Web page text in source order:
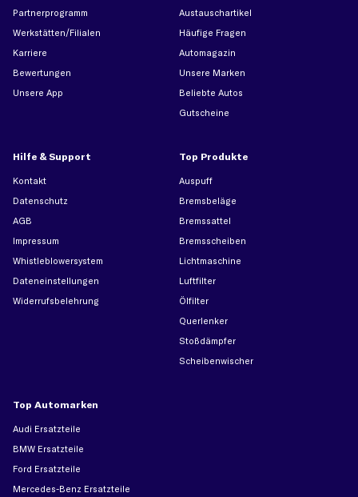
Partnerprogramm
Werkstätten/Filialen
Karriere
Bewertungen
Unsere App
Austauschartikel
Häufige Fragen
Automagazin
Unsere Marken
Beliebte Autos
Gutscheine
Hilfe & Support
Kontakt
Datenschutz
AGB
Impressum
Whistleblowersystem
Dateneinstellungen
Widerrufsbelehrung
Top Produkte
Auspuff
Bremsbeläge
Bremssattel
Bremsscheiben
Lichtmaschine
Luftfilter
Ölfilter
Querlenker
Stoßdämpfer
Scheibenwischer
Top Automarken
Audi Ersatzteile
BMW Ersatzteile
Ford Ersatzteile
Mercedes-Benz Ersatzteile